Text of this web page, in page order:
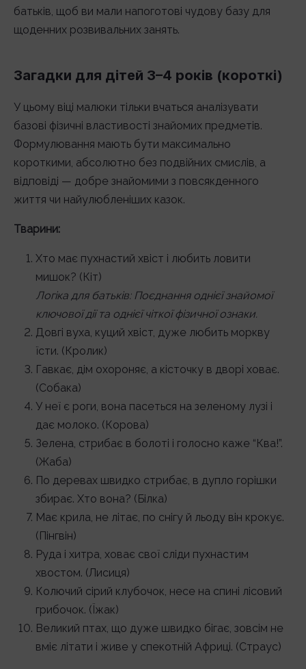
батьків, щоб ви мали напоготові чудову базу для
щоденних розвивальних занять.
Загадки для дітей 3–4 років (короткі)
У цьому віці малюки тільки вчаться аналізувати
базові фізичні властивості знайомих предметів.
Формулювання мають бути максимально
короткими, абсолютно без подвійних смислів, а
відповіді — добре знайомими з повсякденного
життя чи найулюбленіших казок.
Тварини:
Хто має пухнастий хвіст і любить ловити
мишок? (Кіт)
Логіка для батьків: Поєднання однієї знайомої
ключової дії та однієї чіткої фізичної ознаки.
Довгі вуха, куций хвіст, дуже любить моркву
їсти. (Кролик)
Гавкає, дім охороняє, а кісточку в дворі ховає.
(Собака)
У неї є роги, вона пасеться на зеленому лузі і
дає молоко. (Корова)
Зелена, стрибає в болоті і голосно каже “Ква!”.
(Жаба)
По деревах швидко стрибає, в дупло горішки
збирає. Хто вона? (Білка)
Має крила, не літає, по снігу й льоду він крокує.
(Пінгвін)
Руда і хитра, ховає свої сліди пухнастим
хвостом. (Лисиця)
Колючий сірий клубочок, несе на спині лісовий
грибочок. (Їжак)
Великий птах, що дуже швидко бігає, зовсім не
вміє літати і живе у спекотній Африці. (Страус)